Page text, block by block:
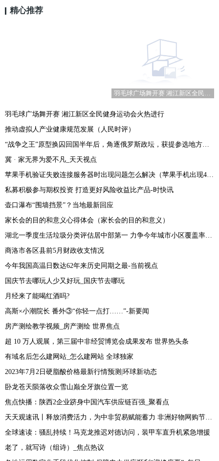
精心推荐
羽毛球广场舞开赛 湘江新区全民健身运动会火热进行
羽毛球广场舞开赛 湘江新区全民健身运动会火热进行
推动虚拟人产业健康规范发展（人民时评）
“战争之王”原型换囚回国半年后，角逐俄罗斯政坛，获提参选地方议员
冀 · 家无界为爱不凡_天天视点
苹果手机验证失败连接服务器时出现问题怎么解决（苹果手机出现403怎么解决） 天天微动态
私募积极参与期权投资 打造更好风险收益比产品-时快讯
壶口瀑布“围墙挡景”？当地最新回应
家长会的目的和意义心得体会（家长会的目的和意义）
湖北一季度生活垃圾分类评估居中部第一 力争今年城市小区覆盖率达九成|世界聚看点
商洛市各区县前5月财政收支情况
今年我国高温日数达62年来历史同期之最-当前视点
国庆节去哪玩人少又好玩_国庆节去哪玩
月经来了能喝红酒吗?
高斯×小潮院长 番外③“你轻一点打……”-新要闻
房产测绘教学视频_房产测绘 世界焦点
超 10 万人观展，第三届中非经贸博览会成果发布 世界热头条
有域名后怎么建网站_怎么建网站 全球独家
2023年7月2日硬脂酸价格最新行情预测|环球新动态
卧龙苍天陨落收众雪山巅全牙旗位置一览
焦点快播：陕西2企业跻身中国汽车供应链百强_聚看点
天天观速讯丨释放消费活力，为中非贸易赋能蓄力 非洲好物网购节举办
全球速读：骚乱持续！马克龙推迟对德访问，装甲车直升机紧急增援
老了，就写诗（组诗）_焦点热议